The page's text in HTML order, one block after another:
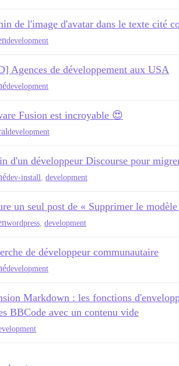
de l'image d'avatar dans le texte cité
development
Agences de développement aux USA
development
Fusion est incroyable 😍
development
d'un développeur Discourse pour
dev-install development
un seul post de « Supprimer le
wordpress development
de développeur communautaire
development
Markdown : les fonctions
BBCode avec un contenu vide